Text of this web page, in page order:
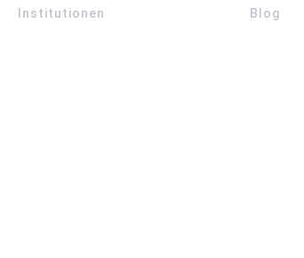
Institutionen
Blog